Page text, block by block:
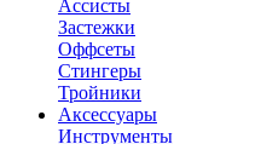
Ассисты
Застежки
Оффсеты
Стингеры
Тройники
Аксессуары
Инструменты